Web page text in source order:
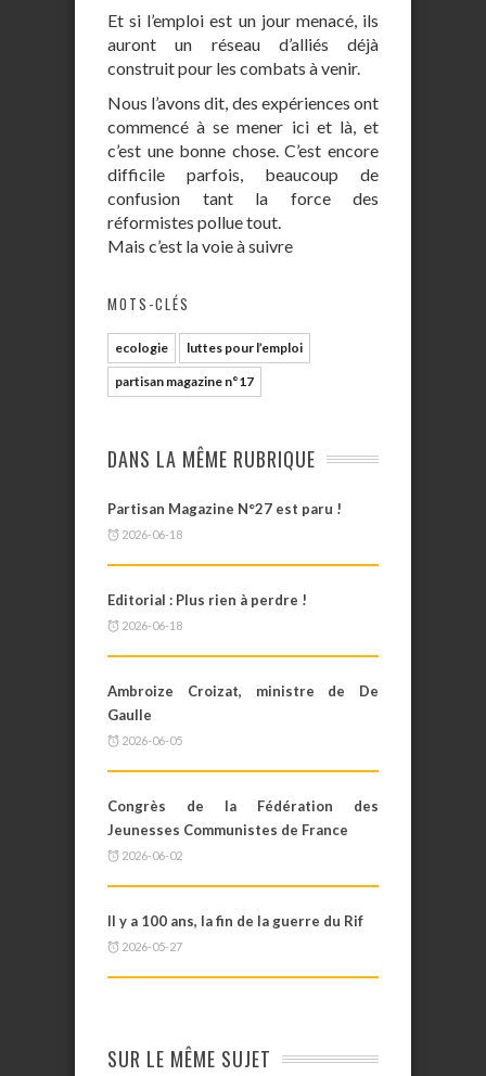
Et si l’emploi est un jour menacé, ils
auront un réseau d’alliés déjà
construit pour les combats à venir.
Nous l’avons dit, des expériences ont
commencé à se mener ici et là, et
c’est une bonne chose. C’est encore
difficile parfois, beaucoup de
confusion tant la force des
réformistes pollue tout.
Mais c’est la voie à suivre
MOTS-CLÉS
ecologie luttes pour l’emploi
partisan magazine n°17
DANS LA MÊME RUBRIQUE
Partisan Magazine N°27 est paru !
2026-06-18
Editorial : Plus rien à perdre !
2026-06-18
Ambroize Croizat, ministre de De
Gaulle
2026-06-05
Congrès de la Fédération des
Jeunesses Communistes de France
2026-06-02
Il y a 100 ans, la fin de la guerre du Rif
2026-05-27
SUR LE MÊME SUJET